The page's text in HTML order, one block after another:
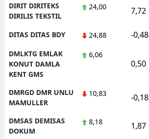
DIRIT DIRITEKS
DIRILIS TEKSTIL
24,00 7,72
DITAS DITAS BDY 24,88 -0,48
DMLKTG EMLAK
KONUT DAMLA
KENT GMS
6,06
0,50
DMRGD DMR UNLU
MAMULLER
10,83 -0,18
DMSAS DEMISAS
DOKUM
8,18 1,87